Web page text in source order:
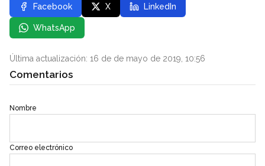
Facebook X LinkedIn
WhatsApp
Última actualización: 16 de de mayo de 2019, 10:56
Comentarios
Nombre
Correo electrónico